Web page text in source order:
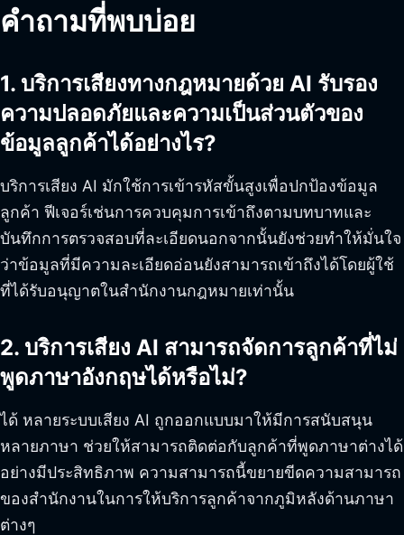
คำถามที่พบบ่อย
1. บริการเสียงทางกฎหมายด้วย AI รับรอง
ความปลอดภัยและความเป็นส่วนตัวของ
ข้อมูลลูกค้าได้อย่างไร?
บริการเสียง AI มักใช้การเข้ารหัสขั้นสูงเพื่อปกป้องข้อมูล
ลูกค้า ฟีเจอร์เช่นการควบคุมการเข้าถึงตามบทบาทและ
บันทึกการตรวจสอบที่ละเอียดนอกจากนั้นยังช่วยทำให้มั่นใจ
ว่าข้อมูลที่มีความละเอียดอ่อนยังสามารถเข้าถึงได้โดยผู้ใช้
ที่ได้รับอนุญาตในสำนักงานกฎหมายเท่านั้น
2. บริการเสียง AI สามารถจัดการลูกค้าที่ไม่
พูดภาษาอังกฤษได้หรือไม่?
ได้ หลายระบบเสียง AI ถูกออกแบบมาให้มีการสนับสนุน
หลายภาษา ช่วยให้สามารถติดต่อกับลูกค้าที่พูดภาษาต่างได้
อย่างมีประสิทธิภาพ ความสามารถนี้ขยายขีดความสามารถ
ของสำนักงานในการให้บริการลูกค้าจากภูมิหลังด้านภาษา
ต่างๆ